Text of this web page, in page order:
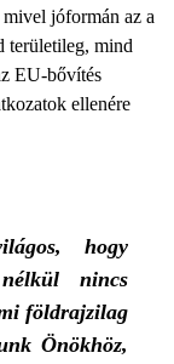
jóformán az a
területileg, mind
EU-bővítés
ellenére
hogy
nélkül nincs
földrajzilag
Önökhöz,